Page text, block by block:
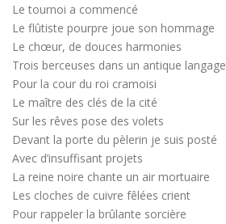
Le tournoi a commencé
Le flûtiste pourpre joue son hommage
Le chœur, de douces harmonies
Trois berceuses dans un antique langage
Pour la cour du roi cramoisi
Le maître des clés de la cité
Sur les rêves pose des volets
Devant la porte du pèlerin je suis posté
Avec d’insuffisant projets
La reine noire chante un air mortuaire
Les cloches de cuivre fêlées crient
Pour rappeler la brûlante sorcière